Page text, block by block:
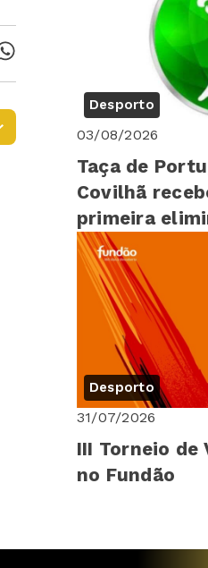
Desporto
03/08/2026
Taça de
Covilhã
primeira
Desporto
31/07/2026
III Torneio de
no Fundão